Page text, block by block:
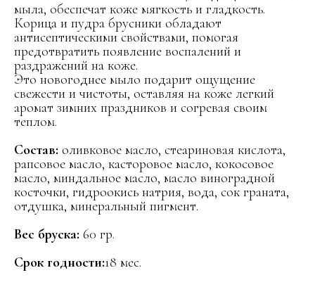
мыла, обеспечат коже мягкость и гладкость.
Корица и пудра брусники обладают
антисептическими свойствами, помогая
предотвратить появление воспалений и
раздражений на коже.
Это новогоднее мыло подарит ощущение
свежести и чистоты, оставляя на коже легкий
аромат зимних праздников и согревая своим
теплом.
Состав: оливковое масло, стеариновая кислота,
рапсовое масло, касторовое масло, кокосовое
масло, миндальное масло, масло виноградной
косточки, гидроокись натрия, вода, сок граната,
отдушка, минеральный пигмент.
Вес бруска: 60 гр.
Срок годности:18 мес.